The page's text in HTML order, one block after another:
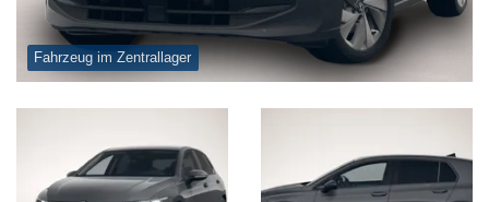
Fahrzeug im Zentrallager